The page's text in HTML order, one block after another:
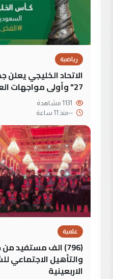
رياضية
الاتحاد الخليجي
27" وأولى مواجهات العراق
--منذ 11 ساعة
علمية
(796) الف مستفيد
والتأهيل الاجتماعي
الاربعينية